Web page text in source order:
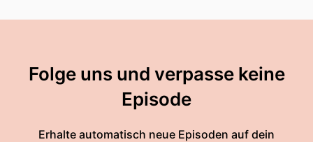
Folge uns und verpasse keine
Episode
Erhalte automatisch neue Episoden auf dein